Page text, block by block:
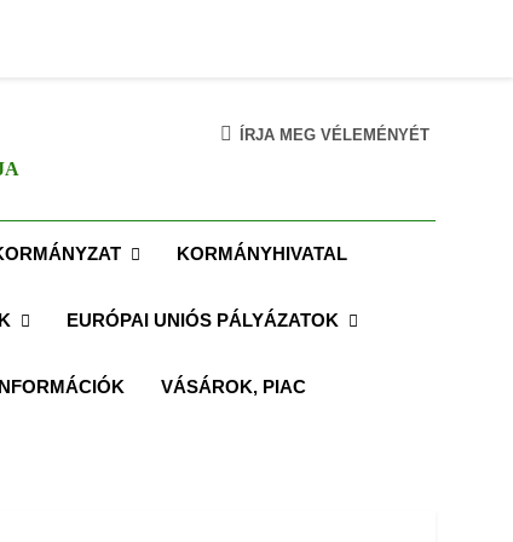
ÍRJA MEG VÉLEMÉNYÉT
KORMÁNYHIVATAL
EURÓPAI UNIÓS PÁLYÁZATOK
VÁSÁROK, PIAC